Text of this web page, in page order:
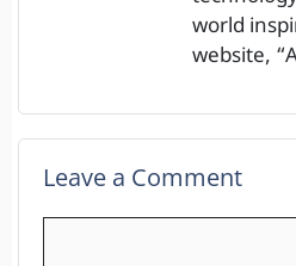
world
website,
Leave a Comment